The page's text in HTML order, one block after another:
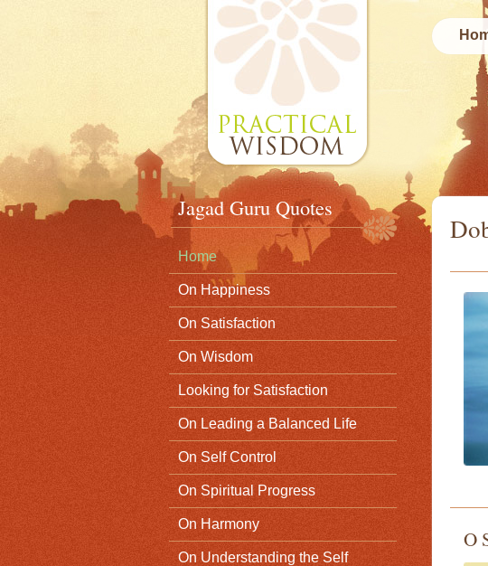
O
Jagad Guru Quotes
Home
On Happiness
On Satisfaction
On Wisdom
Looking for Satisfaction
On Leading a Balanced Life
On Self Control
On Spiritual Progress
On Harmony
On Understanding the Self